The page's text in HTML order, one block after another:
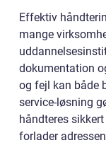
Effektiv
mange
dokumentation
og fejl kan både
service-løsning
håndteres
forlader